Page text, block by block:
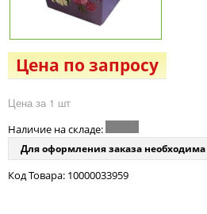
Цена по запросу
Цена за 1 шт
Наличие на складе:
Для оформления заказа необходима
Код Товара: 10000033959